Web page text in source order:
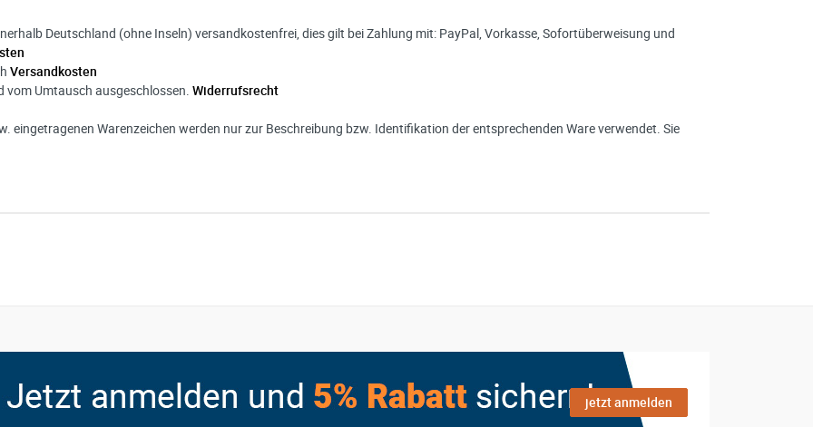
Deutschland (ohne Inseln) versandkostenfrei, dies gilt bei Zahlung mit: PayPal, Vorkasse, Sofortüberweisung und
Versandkosten
Umtausch ausgeschlossen. Widerrufsrecht
eingetragenen Warenzeichen werden nur zur Beschreibung bzw. Identifikation der entsprechenden Ware verwendet. Sie
jetzt anmelden